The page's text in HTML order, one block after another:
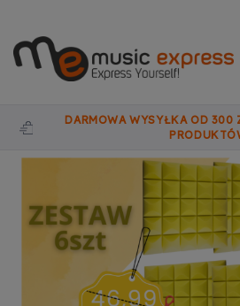
DARMOWA WYSYŁKA OD 300